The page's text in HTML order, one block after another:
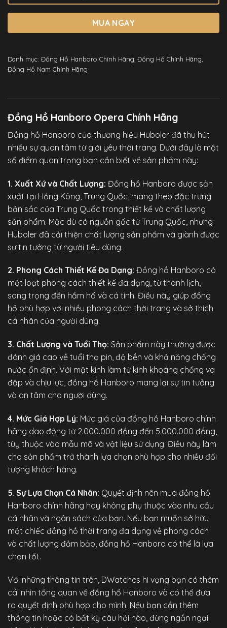
MUA NGAY
Danh mục: Đồng Hồ Hanboro Chính Hãng, Đồng Hồ Chính Hãng,
Đồng Hồ Nam Chính Hãng
Đồng Hồ Hanboro Opera Chính Hãng
Đồng hồ Hanboro của thương hiệu Huboler đã thu hút
nhiều sự quan tâm từ giới yêu thời trang. Dưới đây là một
số điểm quan trọng bạn cần biết về sản phẩm này:
1. Xuất Xứ và Chất Lượng: Đồng hồ Hanboro được sản
xuất tại Hồng Kông, Trung Quốc, mang theo đặc trưng
bản sắc của Trung Quốc trong thiết kế và chất lượng
sản phẩm. Mặc dù có nguồn gốc từ Trung Quốc, nhưng
Huboler đã cải thiện chất lượng sản phẩm và giành được
sự tin tưởng từ người tiêu dùng.
2. Phong Cách Thiết Kế Đa Dạng: Đồng hồ Hanboro có
một loạt phong cách thiết kế đa dạng, từ thanh lịch,
sang trọng đến hầm hố và cá tính. Điều này giúp đồng
hồ phù hợp với nhiều phong cách thời trang và sở thích
cá nhân của người dùng.
3. Chất Lượng và Tuổi Thọ: Sản phẩm này thường được
đánh giá cao về tuổi thọ pin, độ bền và khả năng chống
nước ổn định. Với mặt kính làm từ kính khoáng chống va
đập và chịu lực, đồng hồ Hanboro mang lại sự tin tưởng
và an tâm cho người dùng.
4. Mức Giá Hợp Lý: Mức giá của đồng hồ Hanboro chính
hãng dao động từ 2.000.000 đồng đến 5.000.000 đồng,
tùy thuộc vào mẫu mã và vật liệu sử dụng. Điều này làm
cho sản phẩm trở thành lựa chọn phù hợp cho nhiều đối
tượng khách hàng.
5. Sự Lựa Chọn Cá Nhân: Quyết định nên mua đồng hồ
Hanboro chính hãng hay không phụ thuộc vào nhu cầu
cá nhân và ngân sách của bạn. Nếu bạn muốn sở hữu
một chiếc đồng hồ thời trang đa dạng về phong cách
và chất lượng đảm bảo, đồng hồ Hanboro có thể là lựa
chọn tốt.
Với những thông tin trên, DWatches hi vọng bạn có thêm
cái nhìn tổng quan về đồng hồ Hanboro và có thể đưa
ra quyết định phù hợp cho mình. Nếu bạn cần thêm
thông tin hoặc có bất kỳ câu hỏi nào, đừng ngần ngại